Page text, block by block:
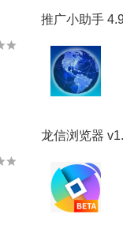
推广小助手
龙信浏览器